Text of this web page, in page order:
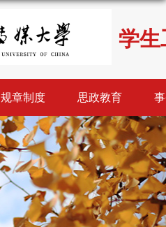
学生
规章制度 思政教育